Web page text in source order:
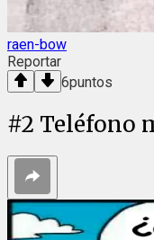
raen-bow
Reportar
6puntos
#2 Teléfono